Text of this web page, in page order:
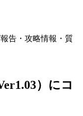
告・攻略情報・質
） にコ